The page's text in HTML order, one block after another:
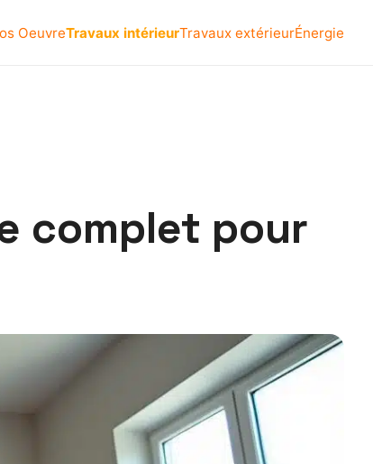
OeuvreTravaux intérieurTravaux extérieurÉnergie
complet pour